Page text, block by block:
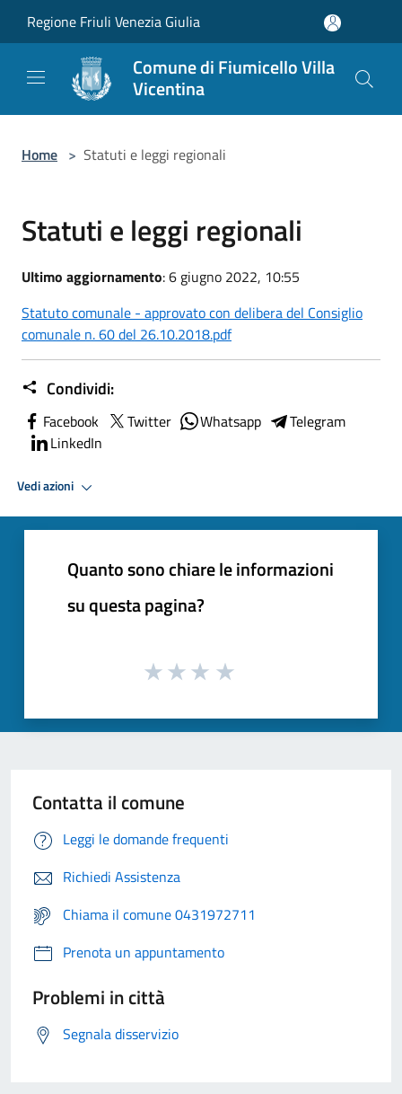
Regione Friuli Venezia Giulia
Comune di Fiumicello Villa
Vicentina
Home > Statuti e leggi regionali
Statuti e leggi regionali
Ultimo aggiornamento: 6 giugno 2022, 10:55
Statuto comunale - approvato con delibera del Consiglio
comunale n. 60 del 26.10.2018.pdf
Condividi:
Facebook Twitter Whatsapp
Telegram
LinkedIn
Vedi azioni
Quanto sono chiare le informazioni
su questa pagina?
Contatta il comune
Leggi le domande frequenti
Richiedi Assistenza
Chiama il comune 0431972711
Prenota un appuntamento
Problemi in città
Segnala disservizio